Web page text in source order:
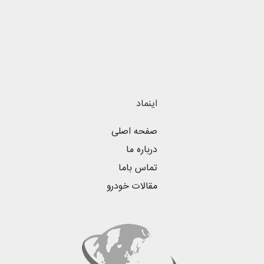
اینماد
صفحه اصلی
درباره ما
تماس باما
مقالات خودرو